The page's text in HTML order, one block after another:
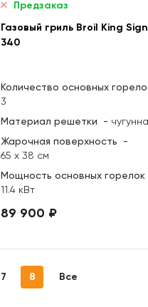
Предзаказ
Газовый гриль Broil King
340
Количество основных
3
Материал решетки
-
Жарочная поверхность
-
65 х 38 см
Мощность основных горелок
11.4 кВт
89 900 ₽
7 8 Все